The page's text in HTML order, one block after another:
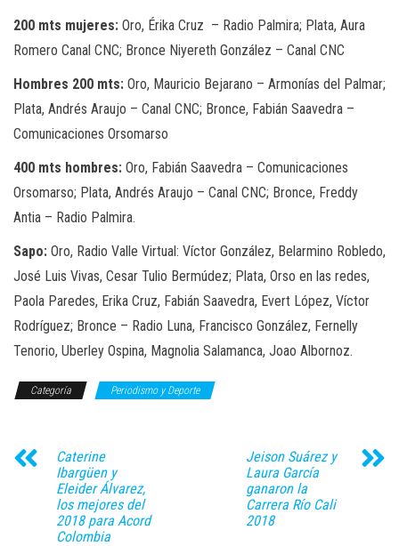
200 mts mujeres: Oro, Érika Cruz – Radio Palmira; Plata, Aura
Romero Canal CNC; Bronce Niyereth González – Canal CNC
Hombres 200 mts: Oro, Mauricio Bejarano – Armonías del Palmar;
Plata, Andrés Araujo – Canal CNC; Bronce, Fabián Saavedra –
Comunicaciones Orsomarso
400 mts hombres: Oro, Fabián Saavedra – Comunicaciones
Orsomarso; Plata, Andrés Araujo – Canal CNC; Bronce, Freddy
Antia – Radio Palmira.
Sapo: Oro, Radio Valle Virtual: Víctor González, Belarmino Robledo,
José Luis Vivas, Cesar Tulio Bermúdez; Plata, Orso en las redes,
Paola Paredes, Erika Cruz, Fabián Saavedra, Evert López, Víctor
Rodríguez; Bronce – Radio Luna, Francisco González, Fernelly
Tenorio, Uberley Ospina, Magnolia Salamanca, Joao Albornoz.
Categoría Periodismo y Deporte
Caterine
Ibargüen y
Eleider Álvarez,
los mejores del
2018 para Acord
Colombia
Jeison Suárez y
Laura García
ganaron la
Carrera Río Cali
2018